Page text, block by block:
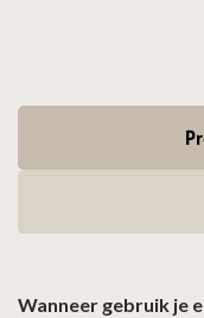
Wanneer gebruik je